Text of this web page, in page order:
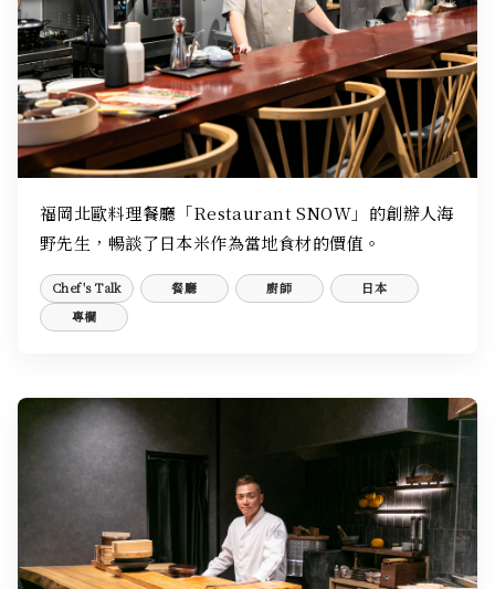
福岡北歐料理餐廳「Restaurant SNOW」的創辦人海
野先生，暢談了日本米作為當地食材的價值。
Chef's Talk 餐廳 廚師
日本
專欄